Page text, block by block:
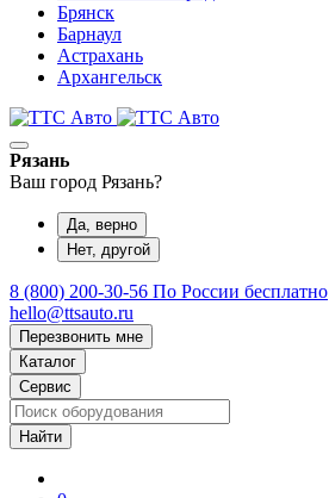
Брянск
Барнаул
Астрахань
Архангельск
Рязань
Ваш город Рязань?
Да, верно
Нет, другой
8 (800) 200-30-56 По России бесплатно
hello@ttsauto.ru
Перезвонить мне
Каталог
Сервис